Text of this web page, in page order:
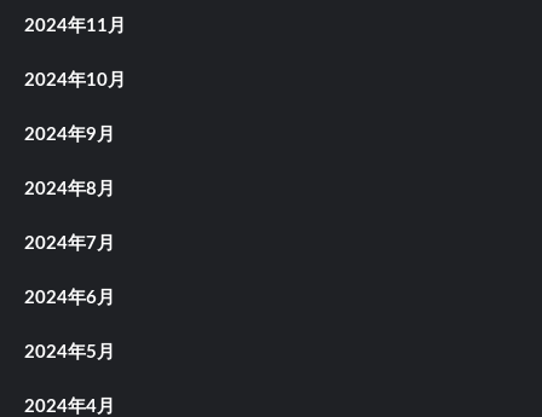
2024年11月
2024年10月
2024年9月
2024年8月
2024年7月
2024年6月
2024年5月
2024年4月